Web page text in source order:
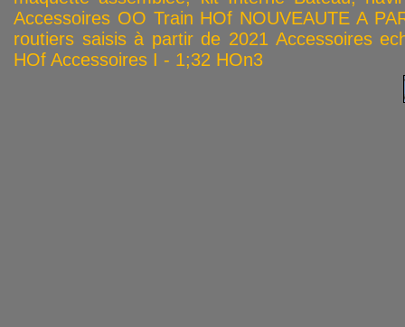
Accessoires OO Train HOf NOUVEAUTE A
routiers saisis à partir de 2021 Accessoires
HOf Accessoires I - 1;32 HOn3